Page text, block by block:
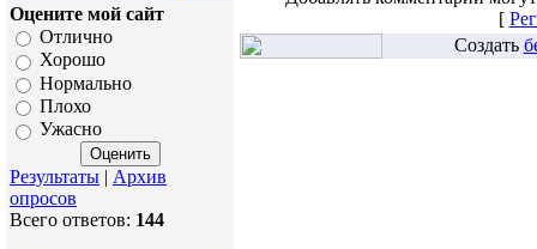
Оцените мой сайт
Отлично
Хорошо
Нормально
Плохо
Ужасно
Результаты | Архив
опросов
Всего ответов: 144
[
Создать